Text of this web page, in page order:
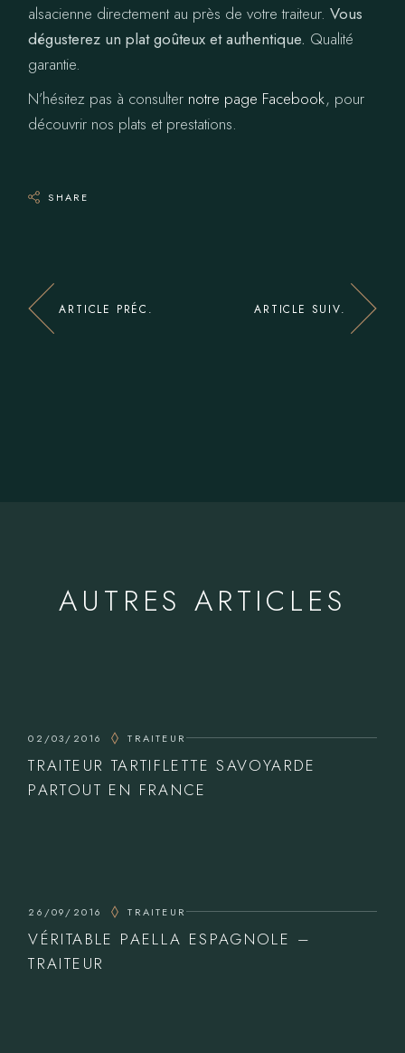
alsacienne directement au près de votre traiteur.Vous
dégusterez un plat goûteux et authentique. Qualité
garantie.
N’hésitez pas à consulter notre page Facebook, pour
découvrir nos plats et prestations.
SHARE
ARTICLE PRÉC. ARTICLE SUIV.
AUTRES ARTICLES
02/03/2016 TRAITEUR
TRAITEUR TARTIFLETTE SAVOYARDE
PARTOUT EN FRANCE
26/09/2016 TRAITEUR
VÉRITABLE PAELLA ESPAGNOLE –
TRAITEUR